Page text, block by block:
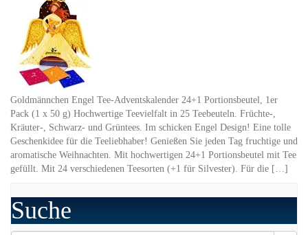
Goldmännchen Engel Tee-Adventskalender 24+1 Portionsbeutel, 1er
Pack (1 x 50 g) Hochwertige Teevielfalt in 25 Teebeuteln. Früchte-,
Kräuter-, Schwarz- und Grüntees. Im schicken Engel Design! Eine tolle
Geschenkidee für die Teeliebhaber! Genießen Sie jeden Tag fruchtige und
aromatische Weihnachten. Mit hochwertigen 24+1 Portionsbeutel mit Tee
gefüllt. Mit 24 verschiedenen Teesorten (+1 für Silvester). Für die […]
Suche